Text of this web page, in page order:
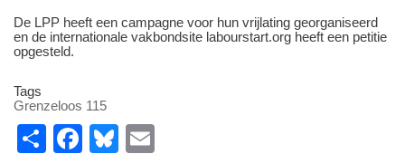
De LPP heeft een campagne voor hun vrijlating georganiseerd
en de internationale vakbondsite labourstart.org heeft een petitie
opgesteld.
Tags
Grenzeloos 115
S
F
Bl